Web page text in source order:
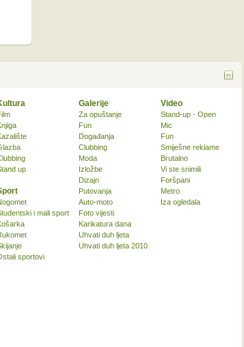
up
i mali sport
sportovi
Galerije
Za opuštanje
Fun
Događanja
Clubbing
Moda
Izložbe
Dizajn
Putovanja
Auto-moto
Foto vijesti
Karikatura dana
Uhvati duh ljeta
Uhvati duh ljeta 2010
Video
Stand-up - Open
Mic
Fun
Smiješne reklame
Brutalno
Vi ste snimili
Foršpani
Metro
Iza ogledala